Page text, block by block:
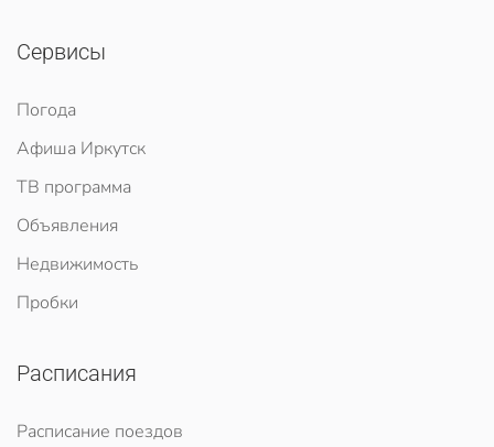
Сервисы
Погода
Афиша Иркутск
ТВ программа
Объявления
Недвижимость
Пробки
Расписания
Расписание поездов